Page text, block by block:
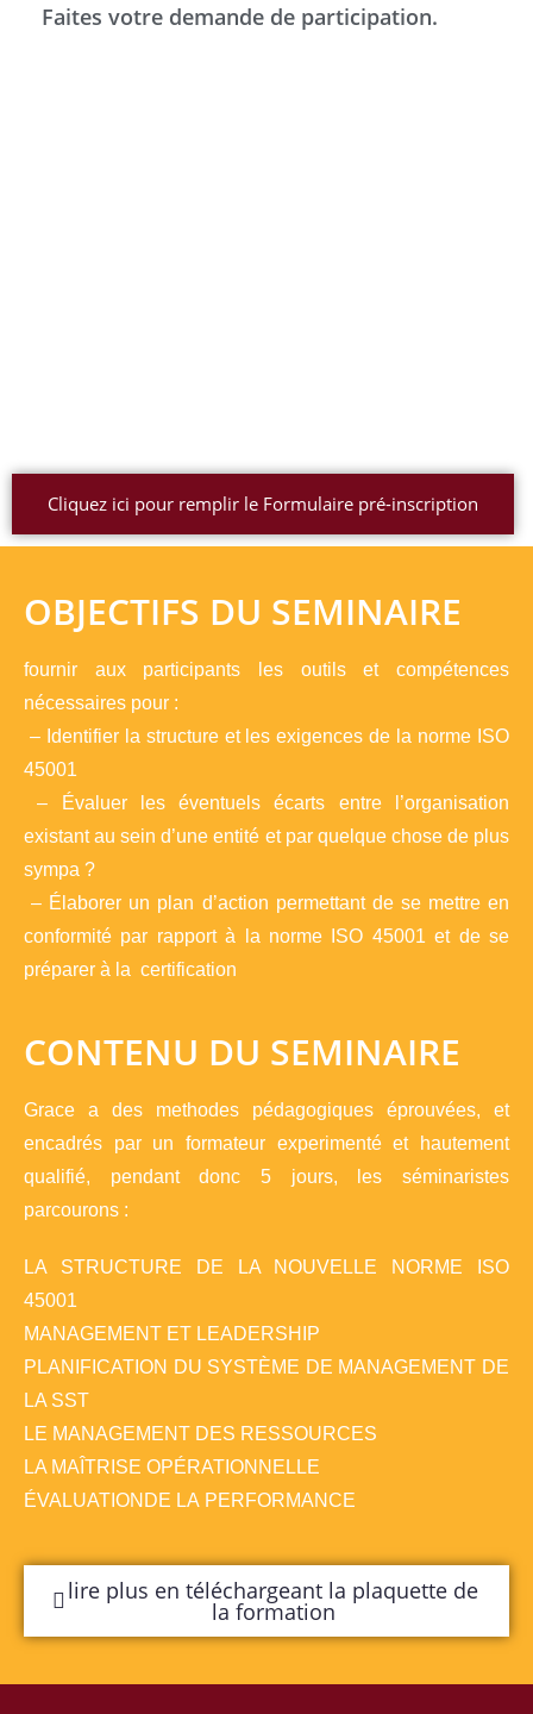
Faites votre demande de participation.
Cliquez ici pour remplir le Formulaire pré-inscription
OBJECTIFS DU SEMINAIRE
fournir aux participants les outils et compétences
nécessaires pour :
– Identifier la structure et les exigences de la norme ISO
45001
– Évaluer les éventuels écarts entre l’organisation
existant au sein d’une entité et par quelque chose de plus
sympa ?
– Élaborer un plan d’action permettant de se mettre en
conformité par rapport à la norme ISO 45001 et de se
préparer à la certification
CONTENU DU SEMINAIRE
Grace a des methodes pédagogiques éprouvées, et
encadrés par un formateur experimenté et hautement
qualifié, pendant donc 5 jours, les séminaristes
parcourons :
LA STRUCTURE DE LA NOUVELLE NORME ISO
45001
MANAGEMENT ET LEADERSHIP
PLANIFICATION DU SYSTÈME DE MANAGEMENT DE
LA SST
LE MANAGEMENT DES RESSOURCES
LA MAÎTRISE OPÉRATIONNELLE
ÉVALUATIONDE LA PERFORMANCE
lire plus en téléchargeant la plaquette de
la formation